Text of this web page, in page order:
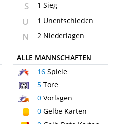
S 1 Sieg
U 1 Unentschieden
N 2 Niederlagen
ALLE MANNSCHAFTEN
16Spiele
5Tore
0Vorlagen
0Gelbe Karten